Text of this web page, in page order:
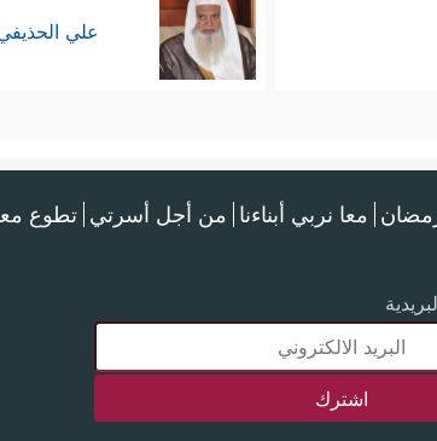
علي
معا نربي أبناءنا من أجل أسرتي تطوع